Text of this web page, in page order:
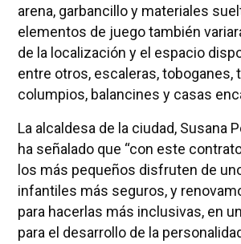
arena, garbancillo y materiales
elementos de juego también
de la localización y el espacio
entre otros, escaleras, toboganes,
columpios, balancines y casas
La alcaldesa de la ciudad, Susana
ha señalado que “con este
los más pequeños disfruten de
infantiles más seguros, y
para hacerlas más inclusivas, en
para el desarrollo de la